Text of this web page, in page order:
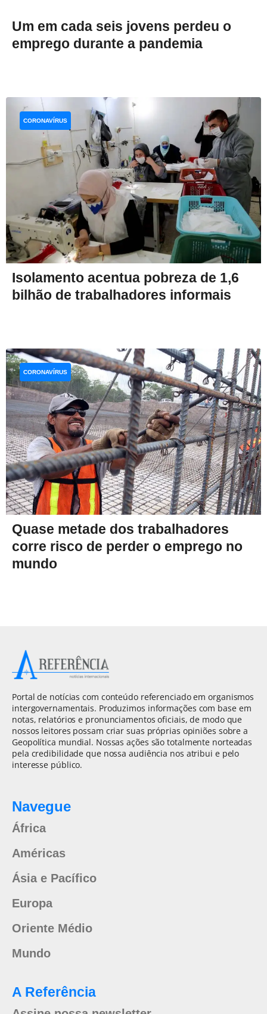
Um em cada seis jovens perdeu o
emprego durante a pandemia
Isolamento acentua pobreza de 1,6
bilhão de trabalhadores informais
CORONAVÍRUS
Quase metade dos trabalhadores
corre risco de perder o emprego no
mundo
CORONAVÍRUS
Portal de notícias com conteúdo referenciado em organismos
intergovernamentais. Produzimos informações com base em
notas, relatórios e pronunciamentos oficiais, de modo que
nossos leitores possam criar suas próprias opiniões sobre a
Geopolítica mundial. Nossas ações são totalmente norteadas
pela credibilidade que nossa audiência nos atribui e pelo
interesse público.
Navegue
África
Américas
Ásia e Pacífico
Europa
Oriente Médio
Mundo
A Referência